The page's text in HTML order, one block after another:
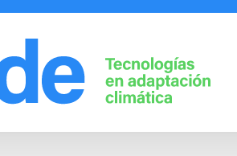
Empresa Frutales Aprende